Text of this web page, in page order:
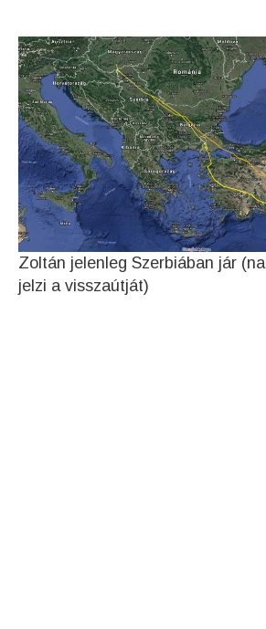
Zoltán jelenleg Szerbiában jár
jelzi a visszaútját)